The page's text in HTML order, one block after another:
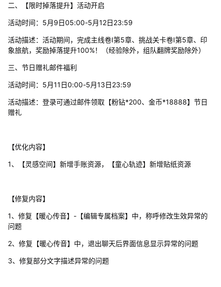
二、【限时掉落提升】活动开启
活动时间：5月9日05:00-5月12日23:59
活动描述：活动期间，完成主线卷Ⅰ第5章、挑战关卡卷Ⅰ第5章、印
象旅航，奖励掉落提升100%！（经验除外，组队翻牌奖励除外）
三、节日赠礼邮件福利
活动时间：5月11日0:00-5月13日23:59
活动描述：登录可通过邮件领取【粉钻*200、金币*18888】节日
赠礼
【优化内容】
1、【灵感空间】新增手账资源，【童心轨迹】新增贴纸资源
【修复内容】
1、修复【暖心传音】-【编辑专属档案】中，称呼修改生效异常的
问题
2、修复【暖心传音】中，退出聊天后界面信息显示异常的问题
3、修复部分文字描述异常的问题